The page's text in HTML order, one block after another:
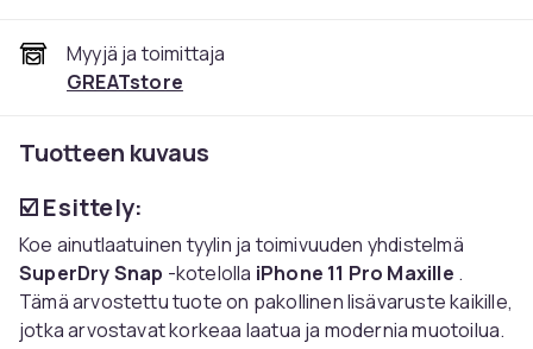
Myyjä ja toimittaja
GREATstore
Tuotteen kuvaus
☑️ Esittely:
Koe ainutlaatuinen tyylin ja toimivuuden yhdistelmä
SuperDry Snap -kotelolla iPhone 11 Pro Maxille .
Tämä arvostettu tuote on pakollinen lisävaruste kaikille,
jotka arvostavat korkeaa laatua ja modernia muotoilua.